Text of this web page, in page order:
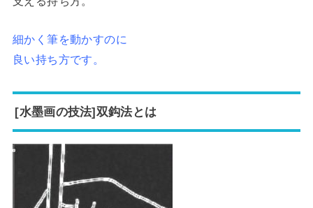
細かく筆を動かすのに
良い持ち方です。
[水墨画の技法]双鈎法とは